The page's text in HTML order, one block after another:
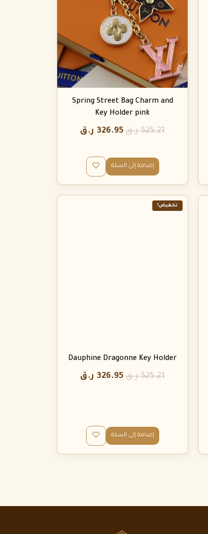
Spring Street Bag Charm and
Key Holder pink
525.21 ر.ق 326.95 ر.ق
إضافة إلى السلة
تخفيض!
Dauphine Dragonne Key Holder
525.21 ر.ق 326.95 ر.ق
إضافة إلى السلة